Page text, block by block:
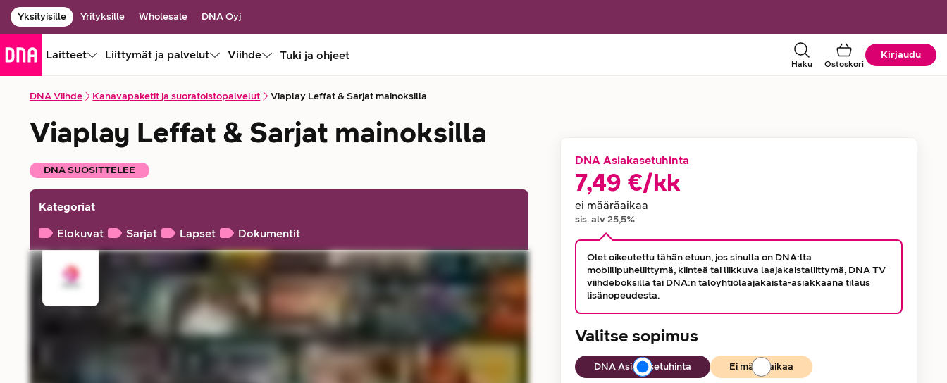
Yksityisille Yrityksille Wholesale DNA Oyj
Laitteet Liittymät ja palvelut Viihde Tuki ja ohjeet
Haku Ostoskori
Kirjaudu
DNA Viihde Kanavapaketit ja suoratoistopalvelut Viaplay Leffat & Sarjat mainoksilla
Viaplay Leffat & Sarjat mainoksilla
DNA SUOSITTELEE
Kategoriat
Elokuvat
Sarjat Lapset Dokumentit
DNA Asiakasetuhinta
Hintatiedot
7,49 €/kk
ei määräaikaa
sis. alv 25,5%
Olet oikeutettu tähän etuun, jos sinulla on DNA:lta
mobiilipuheliittymä, kiinteä tai liikkuva laajakaistaliittymä, DNA TV
viihdeboksilla tai DNA:n taloyhtiölaajakaista-asiakkaana tilaus
lisänopeudesta.
Valitse sopimus
DNA Asiakasetuhinta Ei määräaikaa